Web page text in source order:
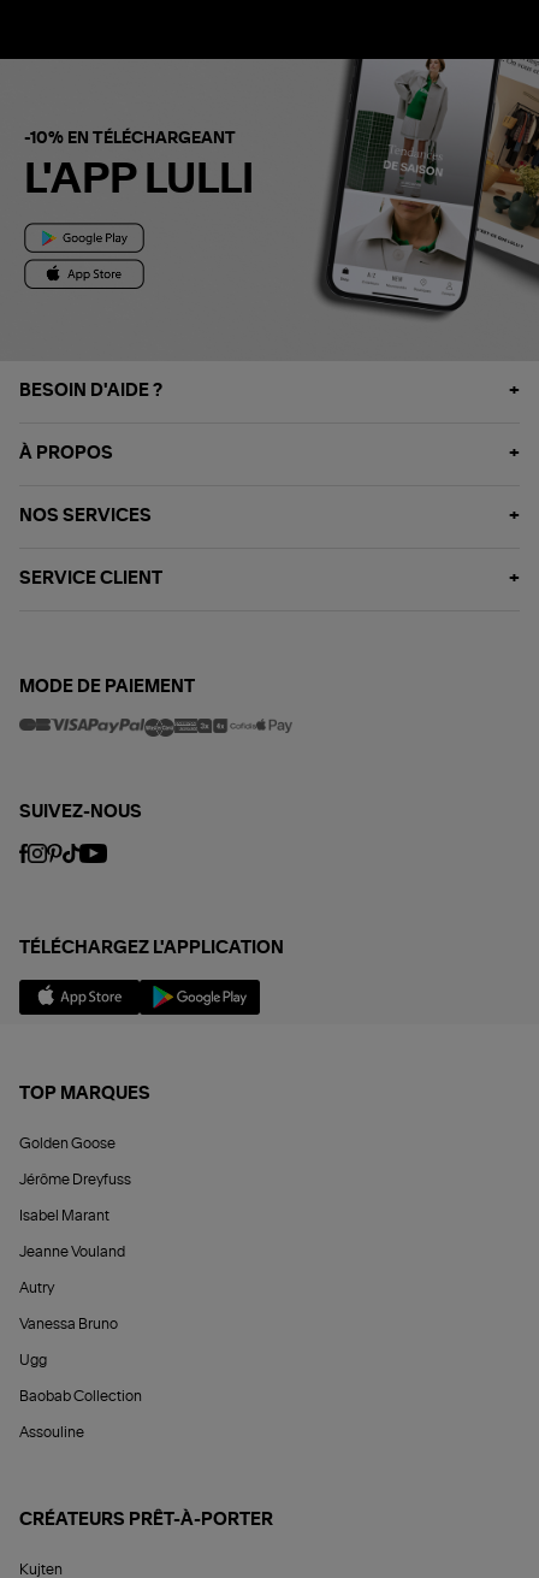
-10% EN TÉLÉCHARGEANT
L'APP LULLI
BESOIN D'AIDE ?
À PROPOS
NOS SERVICES
SERVICE CLIENT
MODE DE PAIEMENT
SUIVEZ-NOUS
TÉLÉCHARGEZ L'APPLICATION
TOP MARQUES
Golden Goose
Jérôme Dreyfuss
Isabel Marant
Jeanne Vouland
Autry
Vanessa Bruno
Ugg
Baobab Collection
Assouline
CRÉATEURS PRÊT-À-PORTER
Kujten